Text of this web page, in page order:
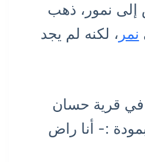
إلى نمور، ذهب
نمر ، لكنه لم يجد
في قرية حسان
:- أنا راض